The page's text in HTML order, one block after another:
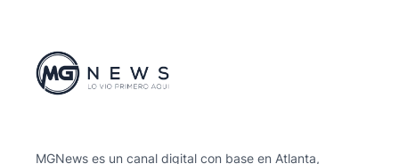
MGNews es un canal digital con base en Atlanta,